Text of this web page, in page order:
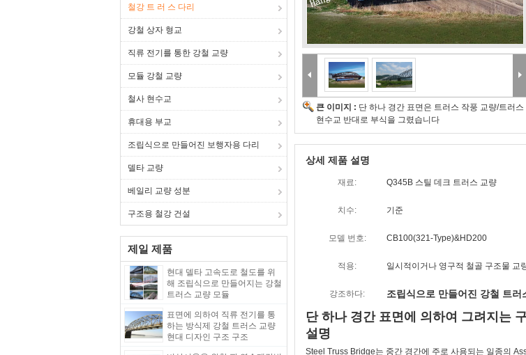
철강 트 러 스 다리
강철 상자 형교
직류 전기를 통한 강철 교량
모듈 강철 교량
철사 현수교
휴대용 부교
조립식으로 만들어진 보행자용 다리
델타 교량
베일리 교량 성분
구조용 철강 건설
제일 제품
현대 델타 고속도로 철도를 위
해 조립식으로 만들어지는 강철
트러스 교량 모듈
표면에 의하여 직류 전기를 통
하는 방식제 강철 트러스 교량
현대 디자인 구조 구조
큰 이미지 : 단 하나 경간 표면은 트러스 작풍 교량/트러스
현수교 반대로 부식을 그렸습니다
상세 제품 설명
재료: Q345B 스틸 데크 트러스 교량
치수: 기준
모델 번호: CB100(321-Type)&HD200
적용: 일시적이거나 영구적 철골 구조물 교
강조하다: 조립식으로 만들어진 강철 트러
단 하나 경간 표면에 의하여 그려지는
설명
Steel Truss Bridge는 중간 경간에 주로 사용되는 일종의